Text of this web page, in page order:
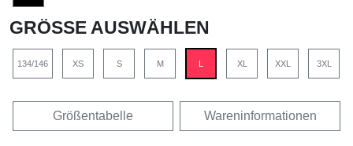
GRÖSSE AUSWÄHLEN
134/146 XS S M L XL XXL 3XL
Größentabelle Wareninformationen